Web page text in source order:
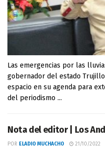
Las emergencias por las
gobernador del estado
espacio en su agenda para
del periodismo ...
Nota del editor | Los
POR ELADIO MUCHACHO 21/10/2022